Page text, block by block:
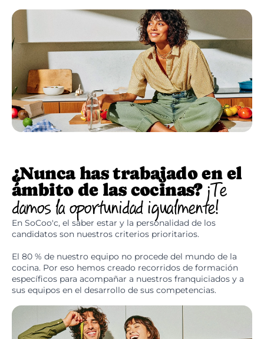
¿Nunca has trabajado en el
ámbito de las cocinas? ¡Te
damos la oportunidad igualmente!
En SoCoo'c, el saber estar y la personalidad de los
candidatos son nuestros criterios prioritarios.
El 80 % de nuestro equipo no procede del mundo de la
cocina. Por eso hemos creado recorridos de formación
específicos para acompañar a nuestros franquiciados y a
sus equipos en el desarrollo de sus competencias.